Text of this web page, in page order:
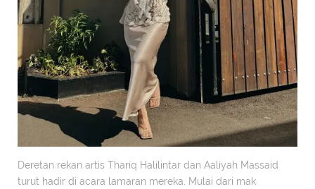
Deretan rekan artis Thariq Halilintar dan Aaliyah Massaid
turut hadir di acara lamaran mereka. Mulai dari mak